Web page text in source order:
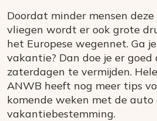
Doordat minder mensen
vliegen wordt er ook grote
het Europese wegennet. Ga
vakantie? Dan doe je er
zaterdagen te vermijden.
ANWB heeft nog meer tips
komende weken met de
vakantiebestemming.